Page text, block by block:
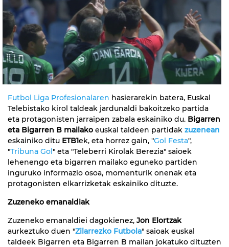
Futbol Liga Profesionalaren hasierarekin batera, Euskal
Telebistako kirol taldeak jardunaldi bakoitzeko partida
eta protagonisten jarraipen zabala eskainiko du. Bigarren
eta Bigarren B mailako euskal taldeen partidak zuzenean
eskainiko ditu ETB1ek, eta horrez gain, "Gol Festa",
"Tribuna Gol" eta "Teleberri Kirolak Berezia" saioek
lehenengo eta bigarren mailako eguneko partiden
inguruko informazio osoa, momenturik onenak eta
protagonisten elkarrizketak eskainiko dituzte.
Zuzeneko emanaldiak
Zuzeneko emanaldiei dagokienez, Jon Elortzak
aurkeztuko duen "Zilarrezko Futbola" saioak euskal
taldeek Bigarren eta Bigarren B mailan jokatuko dituzten